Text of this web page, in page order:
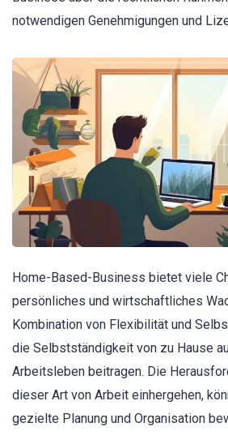
notwendigen Genehmigungen und
Home-Based-Business bietet viele
persönliches und wirtschaftliches
Kombination von Flexibilität und
die Selbstständigkeit von zu Hause
Arbeitsleben beitragen. Die
dieser Art von Arbeit einhergehen,
gezielte Planung und Organisation